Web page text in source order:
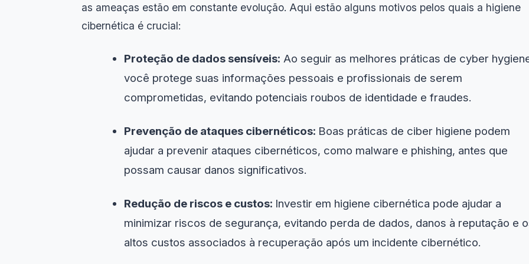
as ameaças estão em constante evolução. Aqui estão alguns motivos pelos quais a higiene
cibernética é crucial:
Proteção de dados sensíveis: Ao seguir as melhores práticas de cyber
você protege suas informações pessoais e profissionais de serem
comprometidas, evitando potenciais roubos de identidade e fraudes.
Prevenção de ataques cibernéticos: Boas práticas de ciber higiene podem
ajudar a prevenir ataques cibernéticos, como malware e phishing, antes que
possam causar danos significativos.
Redução de riscos e custos: Investir em higiene cibernética pode ajudar a
minimizar riscos de segurança, evitando perda de dados, danos à reputação e
altos custos associados à recuperação após um incidente cibernético.